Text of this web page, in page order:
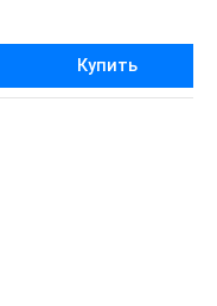
Купить